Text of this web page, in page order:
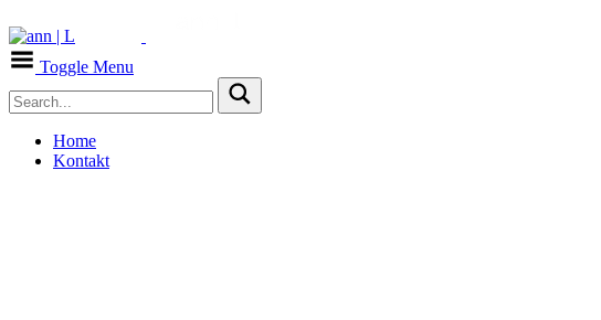
Toggle Menu
Home
Kontakt